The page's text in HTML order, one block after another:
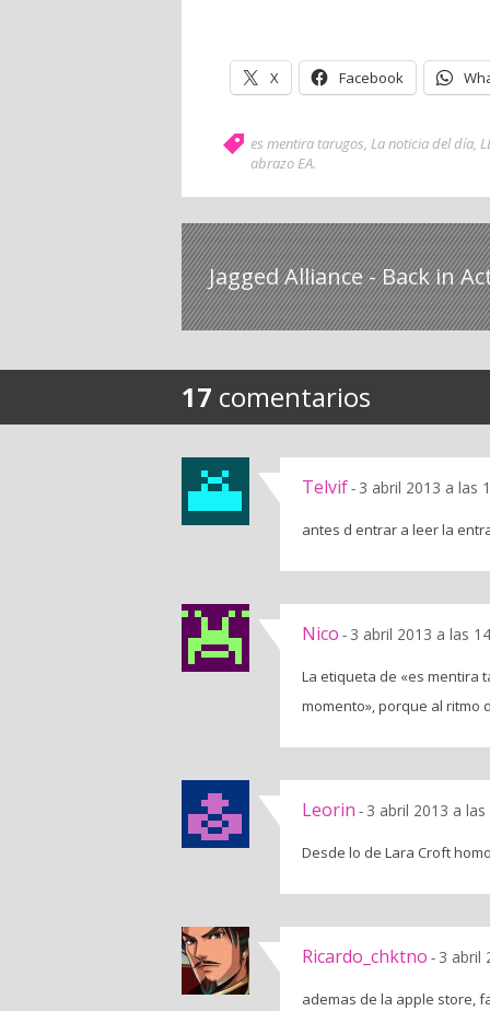
X Facebook
es mentira tarugos, La noticia del día,
abrazo EA.
Jagged Alliance - Back in
17 comentarios
Telvif- 3 abril 2013 a las
antes d entrar a leer la
Nico - 3 abril 2013 a las
La etiqueta de «es mentira
momento», porque al ritmo
Leorin - 3 abril 2013 a
Desde lo de Lara Croft
Ricardo_chktno - 3 abril
ademas de la apple store,